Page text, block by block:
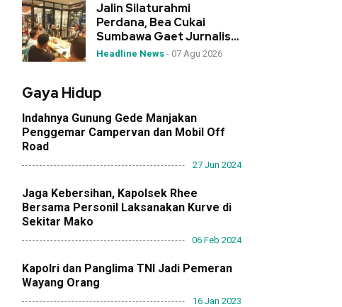
Jalin Silaturahmi
Perdana, Bea Cukai
Sumbawa Gaet Jurnalis
sebagai Mitra Strategis
Headline News - 07 Agu 2026
Gaya Hidup
Indahnya Gunung Gede Manjakan
Penggemar Campervan dan Mobil Off
Road
27 Jun 2024
Jaga Kebersihan, Kapolsek Rhee
Bersama Personil Laksanakan Kurve di
Sekitar Mako
06 Feb 2024
Kapolri dan Panglima TNI Jadi Pemeran
Wayang Orang
16 Jan 2023